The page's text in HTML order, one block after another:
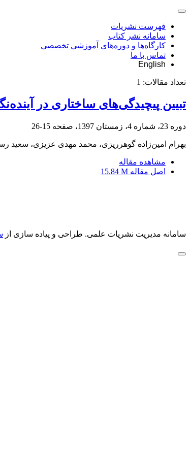
فهرست نشریات
سامانه نشر کتاب
کارگاه‌ها و دوره‌های آموزشی تخصصی
تماس با ما
English
تعداد مقالات: 1
تبیین پیچیدگی‌های ساختاری در
دوره 23، شماره 4، زمستان 1397، صفحه 15-26
بهرام امین‌زاده گوهرریزی، محمد مهدی عزیزی، سعید
مشاهده مقاله
اصل مقاله 15.84 M
سامانه مدیریت نشریات علمی. طراحی و پیاده سازی از